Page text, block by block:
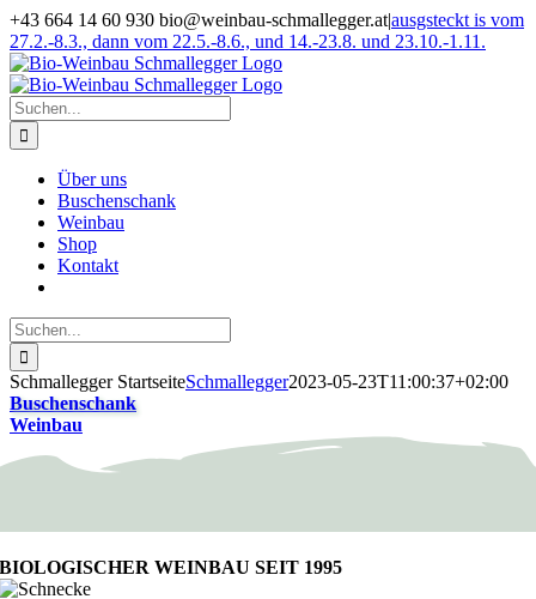
Zum
Inhalt
springen
+43 664 14 60 930 bio@weinbau-schmallegger.at|ausgsteckt is vom
27.2.-8.3., dann vom 22.5.-8.6., und 14.-23.8. und 23.10.-1.11.
Facebook
Instagram
Suche
nach:
Über uns
Buschenschank
Weinbau
Shop
Kontakt
Suche
nach:
Schmallegger StartseiteSchmallegger2023-05-23T11:00:37+02:00
Buschenschank
Weinbau
BIOLOGISCHER WEINBAU SEIT 1995